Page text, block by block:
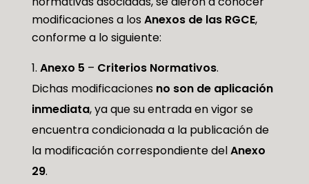
modificaciones a los Anexos de las RGCE,
conforme a lo siguiente:
Anexo 5 – Criterios Normativos.
Dichas modificaciones no son de aplicación
inmediata, ya que su entrada en vigor se
encuentra condicionada a la publicación de
la modificación correspondiente delAnexo
29.